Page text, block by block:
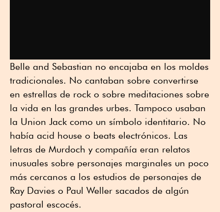
Belle and Sebastian no encajaba en los moldes
tradicionales. No cantaban sobre convertirse
en estrellas de rock o sobre meditaciones sobre
la vida en las grandes urbes. Tampoco usaban
la Union Jack como un símbolo identitario. No
había acid house o beats electrónicos. Las
letras de Murdoch y compañía eran relatos
inusuales sobre personajes marginales un poco
más cercanos a los estudios de personajes de
Ray Davies o Paul Weller sacados de algún
pastoral escocés.